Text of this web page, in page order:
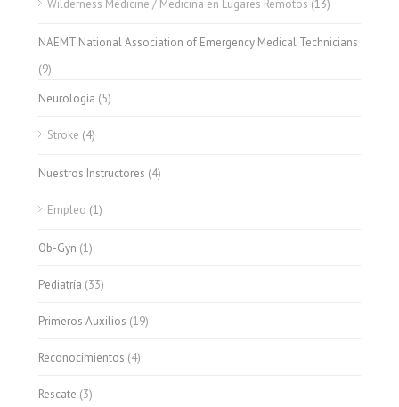
Wilderness Medicine / Medicina en Lugares Remotos (13)
NAEMT National Association of Emergency Medical Technicians
(9)
Neurología (5)
Stroke (4)
Nuestros Instructores (4)
Empleo (1)
Ob-Gyn (1)
Pediatría (33)
Primeros Auxilios (19)
Reconocimientos (4)
Rescate (3)